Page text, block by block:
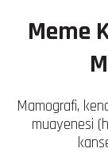
Meme
Mamografi,
muayenesi